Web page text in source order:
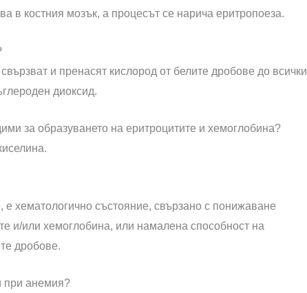
в костния мозък, а процесът се нарича еритропоеза.
и пренасят кислород от белите дробове до всички
диоксид.
за образуването на еритроцитите и хемоглобина?
хематологично състояние, свързано с понижаване
и/или хемоглобина, или намалена способност на
дробове.
при анемия?